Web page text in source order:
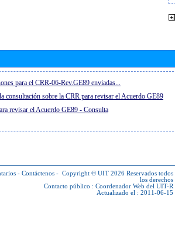
para el CRR-06-Rev.GE89 enviadas...
consultación sobre la CRR para revisar el Acuerdo GE89
revisar el Acuerdo GE89 - Consulta
- Contáctenos - Copyright © UIT 2026 Reservados todos
los derechos
Contacto público : Coordenador Web del UIT-R
Actualizado el : 2011-06-15